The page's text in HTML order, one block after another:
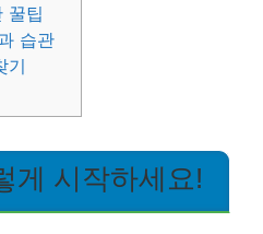
꿀팁
습관
기
게 시작하세요!